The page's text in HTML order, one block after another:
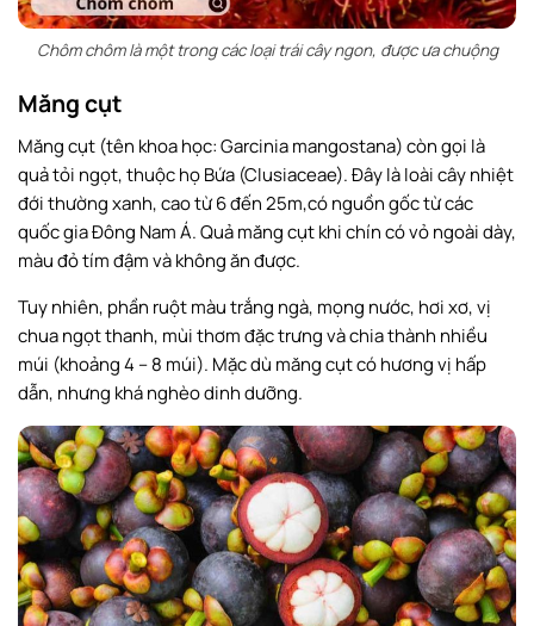
Chôm chôm là một trong các loại trái cây ngon, được ưa chuộng
Măng cụt
Măng cụt (tên khoa học: Garcinia mangostana) còn gọi là
quả tỏi ngọt, thuộc họ Bứa (Clusiaceae). Đây là loài cây nhiệt
đới thường xanh, cao từ 6 đến 25m,có nguồn gốc từ các
quốc gia Đông Nam Á. Quả măng cụt khi chín có vỏ ngoài dày,
màu đỏ tím đậm và không ăn được.
Tuy nhiên, phần ruột màu trắng ngà, mọng nước, hơi xơ, vị
chua ngọt thanh, mùi thơm đặc trưng và chia thành nhiều
múi (khoảng 4 – 8 múi). Mặc dù măng cụt có hương vị hấp
dẫn, nhưng khá nghèo dinh dưỡng.